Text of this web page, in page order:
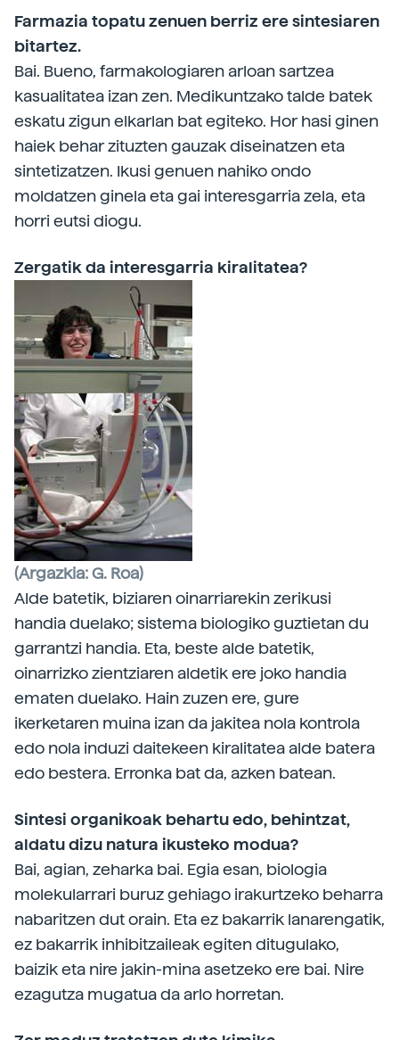
Farmazia topatu zenuen berriz ere sintesiaren
bitartez.
Bai. Bueno, farmakologiaren arloan sartzea
kasualitatea izan zen. Medikuntzako talde batek
eskatu zigun elkarlan bat egiteko. Hor hasi ginen
haiek behar zituzten gauzak diseinatzen eta
sintetizatzen. Ikusi genuen nahiko ondo
moldatzen ginela eta gai interesgarria zela, eta
horri eutsi diogu.
Zergatik da interesgarria kiralitatea?
(Argazkia: G. Roa)
Alde batetik, biziaren oinarriarekin zerikusi
handia duelako; sistema biologiko guztietan du
garrantzi handia. Eta, beste alde batetik,
oinarrizko zientziaren aldetik ere joko handia
ematen duelako. Hain zuzen ere, gure
ikerketaren muina izan da jakitea nola kontrola
edo nola induzi daitekeen kiralitatea alde batera
edo bestera. Erronka bat da, azken batean.
Sintesi organikoak behartu edo, behintzat,
aldatu dizu natura ikusteko modua?
Bai, agian, zeharka bai. Egia esan, biologia
molekularrari buruz gehiago irakurtzeko beharra
nabaritzen dut orain. Eta ez bakarrik lanarengatik,
ez bakarrik inhibitzaileak egiten ditugulako,
baizik eta nire jakin-mina asetzeko ere bai. Nire
ezagutza mugatua da arlo horretan.